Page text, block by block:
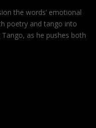
the words’ emotional
poetry and tango into
as he pushes both